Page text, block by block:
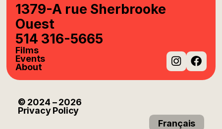
1379-A rue Sherbrooke
Ouest
514 316-5665
Films
Events
About
© 2024 – 2026
Privacy Policy
Français